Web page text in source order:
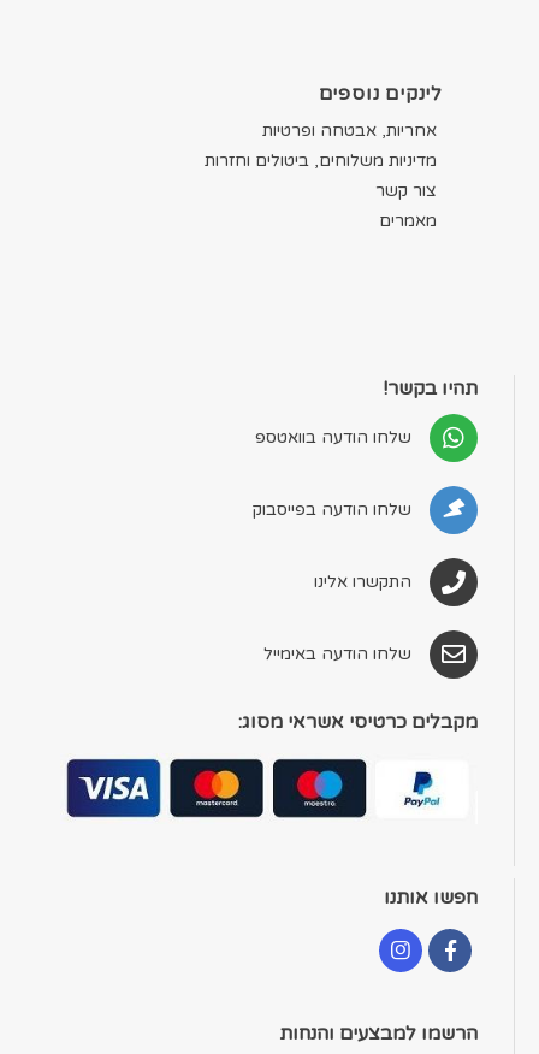
לינקים נוספים
אחריות, אבטחה ופרטיות
מדיניות משלוחים, ביטולים וחזרות
צור קשר
מאמרים
תהיו בקשר!
שלחו הודעה בוואטספ
שלחו הודעה בפייסבוק
התקשרו אלינו
שלחו הודעה באימייל
מקבלים כרטיסי אשראי מסוג:
חפשו אותנו
הרשמו למבצעים והנחות